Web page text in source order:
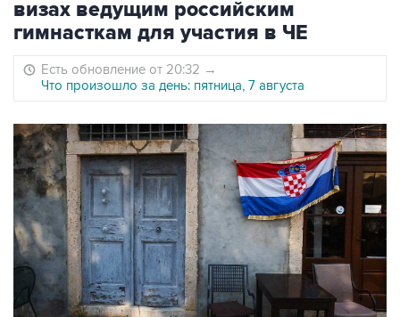
визах ведущим российским
гимнасткам для участия в ЧЕ
Есть обновление от 20:32 →
Что произошло за день: пятница, 7 августа